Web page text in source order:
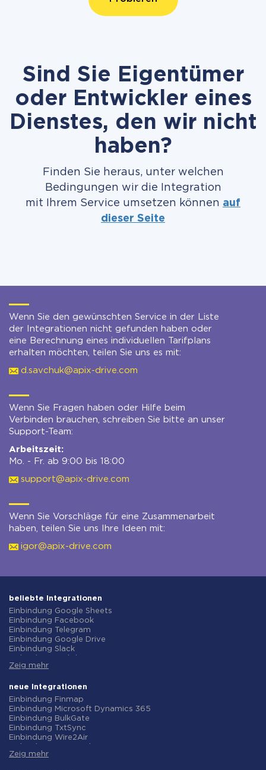
Sind Sie Eigentümer
oder Entwickler eines
Dienstes, den wir nicht
haben?
Finden Sie heraus, unter welchen
Bedingungen wir die Integration
mit Ihrem Service umsetzen können auf
dieser Seite
Wenn Sie den gewünschten Service in der Liste
der Integrationen nicht gefunden haben oder
eine Berechnung eines individuellen Tarifplans
erhalten möchten, teilen Sie uns es mit:
d.savchuk@apix-drive.com
Wenn Sie Fragen haben oder Hilfe beim
Verbinden brauchen, schreiben Sie bitte an unser
Support-Team:
Arbeitszeit:
Mo. - Fr. ab 9:00 bis 18:00
support@apix-drive.com
Wenn Sie Vorschläge für eine Zusammenarbeit
haben, teilen Sie uns Ihre Ideen mit:
igor@apix-drive.com
beliebte Integrationen
Einbindung Google Sheets
Einbindung Facebook
Einbindung Telegram
Einbindung Google Drive
Einbindung Slack
Einbindung Gmail
Einbindung ClickUp
Einbindung Airtable
Einbindung Google Contacts
Einbindung OpenAI (ChatGPT)
Einbindung Instagram
Einbindung ActiveCampaign
Einbindung Typeform
Einbindung Salesforce CRM
Zeig mehr
neue Integrationen
Einbindung Finmap
Einbindung Microsoft Dynamics 365
Einbindung BulkGate
Einbindung TxtSync
Einbindung Wire2Air
Einbindung Infobip
Zeig mehr